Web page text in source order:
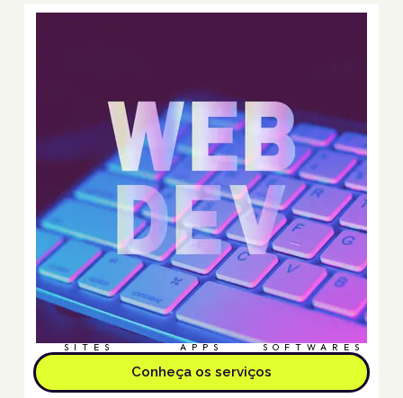
SITES APPS SOFTWARES
Conheça os serviços